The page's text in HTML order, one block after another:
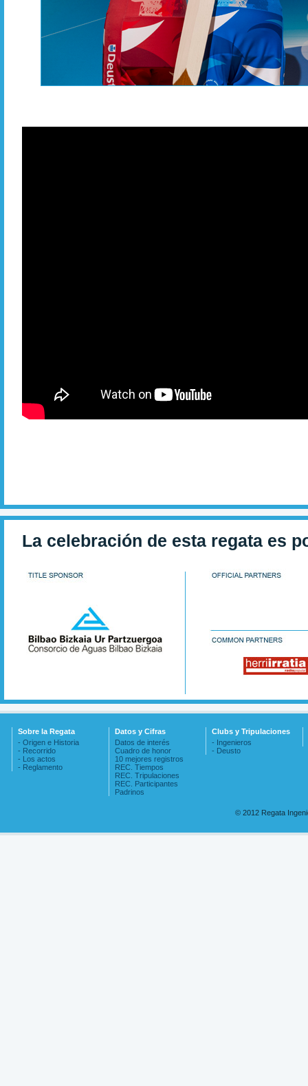
La celebración de esta regata es
Sobre la Regata
- Origen e Historia
- Recorrido
- Los actos
- Reglamento
Datos y Cifras
Datos de interés
Cuadro de honor
10 mejores registros
REC. Tiempos
REC. Tripulaciones
REC. Participantes
Padrinos
Clubs y Tripulaciones
- Ingenieros
- Deusto
© 2012 Regata